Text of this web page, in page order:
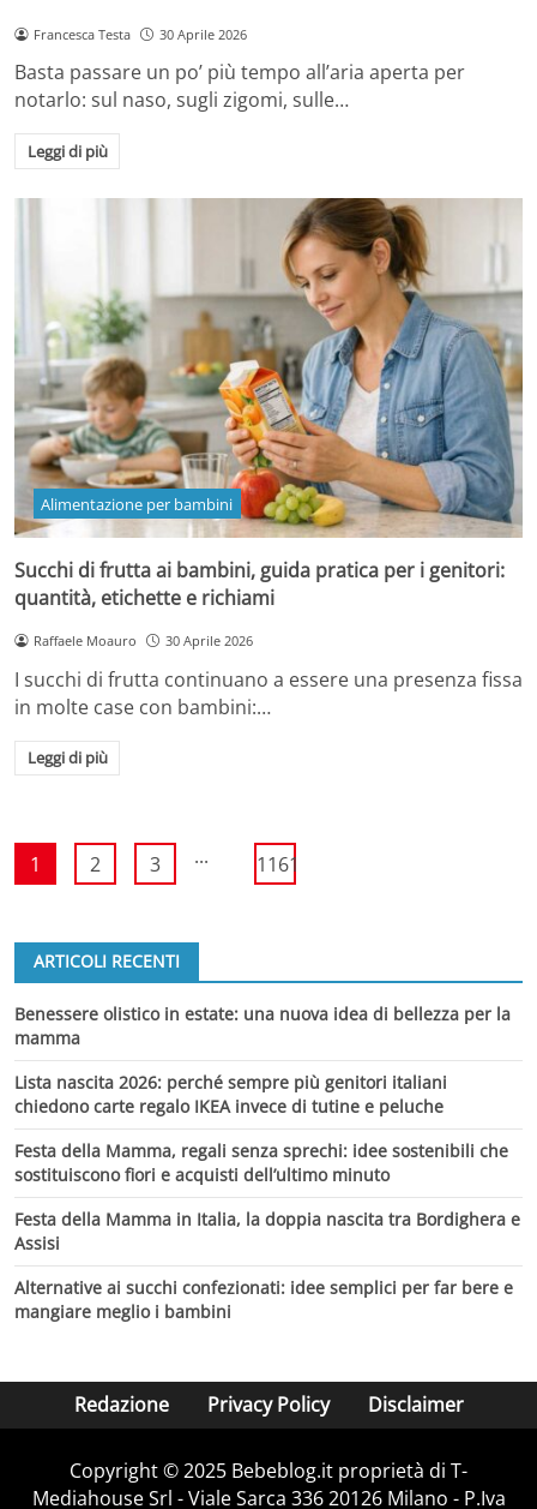
Francesca Testa 30 Aprile 2026
Basta passare un po’ più tempo all’aria aperta per
notarlo: sul naso, sugli zigomi, sulle…
Leggi di più
Alimentazione per bambini
Succhi di frutta ai bambini, guida pratica per i genitori:
quantità, etichette e richiami
Raffaele Moauro 30 Aprile 2026
I succhi di frutta continuano a essere una presenza fissa
in molte case con bambini:…
Leggi di più
1 2 3 ... 1161
ARTICOLI RECENTI
Benessere olistico in estate: una nuova idea di bellezza per la
mamma
Lista nascita 2026: perché sempre più genitori italiani
chiedono carte regalo IKEA invece di tutine e peluche
Festa della Mamma, regali senza sprechi: idee sostenibili che
sostituiscono fiori e acquisti dell’ultimo minuto
Festa della Mamma in Italia, la doppia nascita tra Bordighera e
Assisi
Alternative ai succhi confezionati: idee semplici per far bere e
mangiare meglio i bambini
Redazione Privacy Policy Disclaimer
Copyright © 2025 Bebeblog.it proprietà di T-
Mediahouse Srl - Viale Sarca 336 20126 Milano - P.Iva